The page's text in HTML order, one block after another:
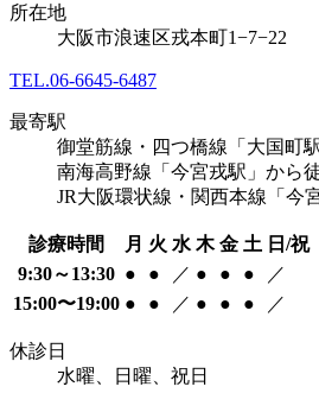
所在地
大阪市浪速区戎本町1−7−22
TEL.06-6645-6487
最寄駅
御堂筋線・四つ橋線「大国町
南海高野線「今宮戎駅」から
JR大阪環状線・関西本線「今
診療時間 月 火 水 木 金 土 日/祝
9:30～13:30 ● ● ／ ● ● ●
／
15:00〜19:00 ● ● ／ ● ● ● ／
休診日
水曜、日曜、祝日